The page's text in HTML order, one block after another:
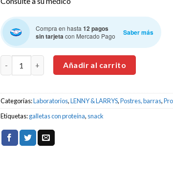
Compra en hasta12 pagos
sin tarjetacon Mercado Pago Saber más
LENNY & LARRYS THE COMPLETE CREMES
Añadir al carrito
Categorías:Laboratorios,LENNY & LARRYS,Postres, barras,
Etiquetas:galletas con proteína, snack